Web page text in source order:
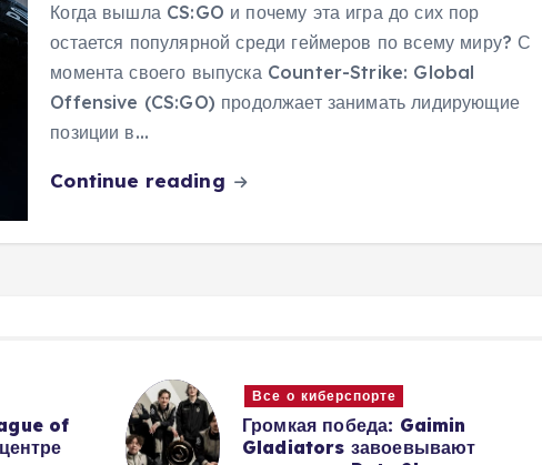
Когда вышла CS:GO и почему эта игра до сих пор
остается популярной среди геймеров по всему миру? С
момента своего выпуска Counter-Strike: Global
Offensive (CS:GO) продолжает занимать лидирующие
позиции в…
Continue reading
of
Все о киберспорте
Громкая победа: Gaimin
Gladiators завоевывают